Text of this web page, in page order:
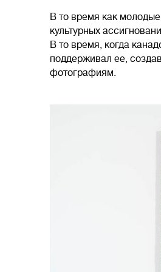
В то время как
культурных
В то время, когда
поддерживал ее,
фотографиям.